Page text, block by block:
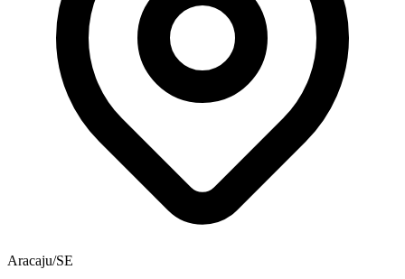
Aracaju/SE